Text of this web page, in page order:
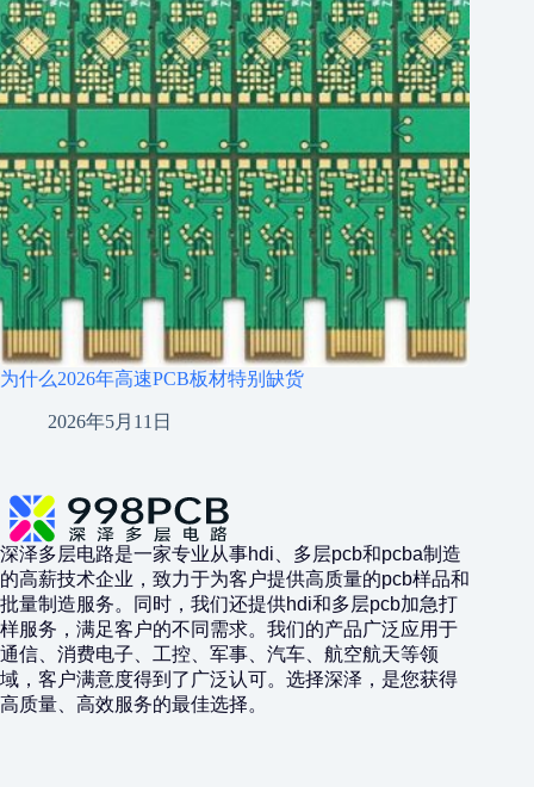
为什么2026年高速PCB板材特别缺货
2026年5月11日
深泽多层电路是一家专业从事hdi、多层pcb和pcba制造
的高薪技术企业，致力于为客户提供高质量的pcb样品和
批量制造服务。同时，我们还提供hdi和多层pcb加急打
样服务，满足客户的不同需求。我们的产品广泛应用于
通信、消费电子、工控、军事、汽车、航空航天等领
域，客户满意度得到了广泛认可。选择深泽，是您获得
高质量、高效服务的最佳选择。